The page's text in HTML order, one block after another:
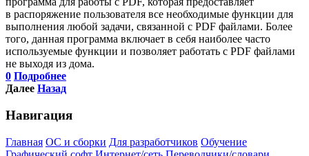
в распоряжение пользователя все необходимые функции для
выполнения любой задачи, связанной с PDF файлами. Более
того, данная программа включает в себя наиболее часто
используемые функции и позволяет работать с PDF файлами
не выходя из дома.
0 Подробнее
Далее Назад
Навигация
Главная ОС и сборки Для разработчиков Обучение